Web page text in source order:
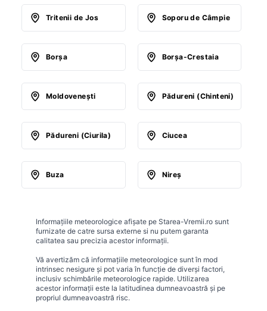
Tritenii de Jos Soporu de Câmpie
Borşa Borşa-Crestaia
Moldoveneşti Pădureni (Chinteni)
Pădureni (Ciurila) Ciucea
Buza Nireş
Informațiile meteorologice afișate pe Starea-Vremii.ro sunt
furnizate de catre sursa externe si nu putem garanta
calitatea sau precizia acestor informații.
Vă avertizăm că informațiile meteorologice sunt în mod
intrinsec nesigure și pot varia în funcție de diverși factori,
inclusiv schimbările meteorologice rapide. Utilizarea
acestor informații este la latitudinea dumneavoastră și pe
propriul dumneavoastră risc.